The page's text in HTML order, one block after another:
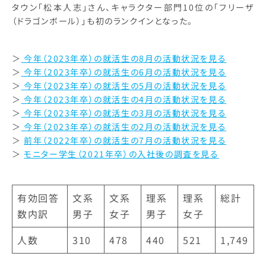
タウン「松本人志」さん、キャラクター部門10位の「フリーザ
（ドラゴンボール）」も初のランクインとなった。
＞ 今年（2023年卒）の就活生の8月の活動状況を見る
＞ 今年（2023年卒）の就活生の6月の活動状況を見る
＞ 今年（2023年卒）の就活生の5月の活動状況を見る
＞ 今年（2023年卒）の就活生の4月の活動状況を見る
＞ 今年（2023年卒）の就活生の3月の活動状況を見る
＞ 今年（2023年卒）の就活生の2月の活動状況を見る
＞前年（2022年卒）の就活生の7月の活動状況を見る
＞モニター学生（2021年卒）の入社後の調査を見る
有効回答
数内訳
文系
男子
文系
女子
理系
男子
理系
女子
総計
人数 310 478 440 521 1,749